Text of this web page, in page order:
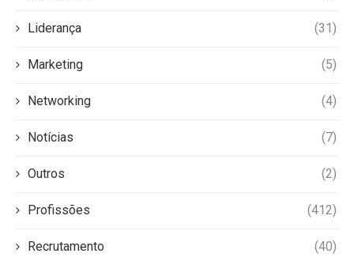
Liderança (31)
Marketing (5)
Networking (4)
Notícias (7)
Outros (2)
Profissões (412)
Recrutamento (40)